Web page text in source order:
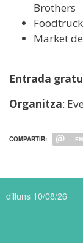
Brothers
Market
Entrada
Organitza:
COMPARTIR:
dilluns 10/08/26